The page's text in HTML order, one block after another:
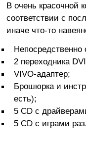
В очень красочной
соответствии с
иначе что-то
Непосредственно
2 переходника
VIVO-адаптер;
Брошюрка и
есть);
5 CD с
5 СD с играми